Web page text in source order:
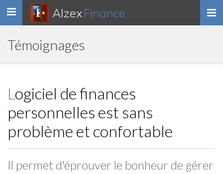
Toggle
navigation
AlzexFinance
Témoignages
Logiciel de finances
personnelles est sans
problème et confortable
Il permet d'éprouver le bonheur de gérer